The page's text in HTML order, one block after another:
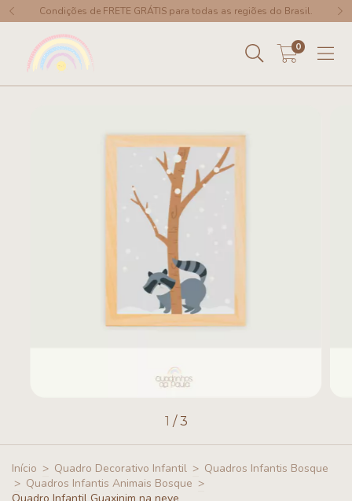
Condições de FRETE GRÁTIS para todas as regiões do Brasil.
0
1 /3
Início > Quadro Decorativo Infantil > Quadros Infantis Bosque
> Quadros Infantis Animais Bosque >
Quadro Infantil Guaxinim na neve